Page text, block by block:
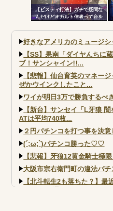
【ビスティ打法】ガチで疑問な
んだけどオカルト信者って台を
いう思考にはならないの？
好きなアメリカのミュージシ
【SS】果南「ダイヤんちに
ブ！サンシャイン!!...
【悲報】仙台育英のマネー
ぜかウインクしたこと...
ワイが明日3万で勝負するべ
【新台】サンセイ「L牙狼
ATは平均740枚...
２円パチンコを打つ事を決意
(´;ω;`)パチンコ勝った♡♡
【悲報】牙狼12黄金騎士極
大阪市宗右衛門町の違法パ
【北斗転生2も落ちた？】